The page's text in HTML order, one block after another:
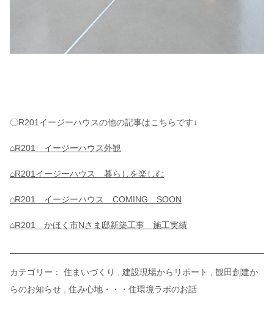
〇R201イージーハウスの他の記事はこちらです↓
⌂R201 イージーハウス外観
⌂R201イージーハウス 暮らしを楽しむ
⌂R201 イージーハウス COMING SOON
⌂R201 かほく市Nさま邸新築工事 施工実績
カテゴリー： 住まいづくり 建設現場からリポート
観田創建か
らのお知らせ
住み心地・・・住環境ラボのお話